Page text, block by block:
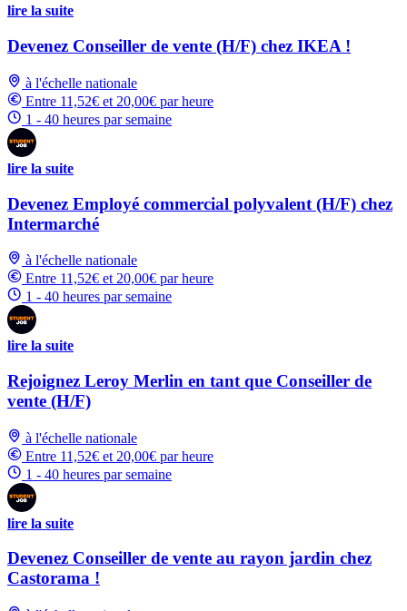
lire la suite
Devenez Conseiller de vente (H/F) chez IKEA !
à l'échelle nationale
Entre 11,52€ et 20,00€ par heure
1 - 40 heures par semaine
lire la suite
Devenez Employé commercial polyvalent (H/F) chez
Intermarché
à l'échelle nationale
Entre 11,52€ et 20,00€ par heure
1 - 40 heures par semaine
lire la suite
Rejoignez Leroy Merlin en tant que Conseiller de
vente (H/F)
à l'échelle nationale
Entre 11,52€ et 20,00€ par heure
1 - 40 heures par semaine
lire la suite
Devenez Conseiller de vente au rayon jardin chez
Castorama !